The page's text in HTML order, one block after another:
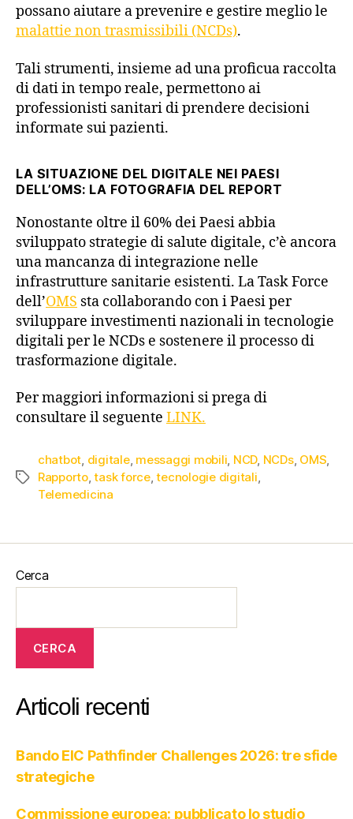
possano aiutare a prevenire e gestire meglio le
malattie non trasmissibili (NCDs).
Tali strumenti, insieme ad una proficua raccolta
di dati in tempo reale, permettono ai
professionisti sanitari di prendere decisioni
informate sui pazienti.
LA SITUAZIONE DEL DIGITALE NEI PAESI
DELL’OMS: LA FOTOGRAFIA DEL REPORT
Nonostante oltre il 60% dei Paesi abbia
sviluppato strategie di salute digitale, c’è ancora
una mancanza di integrazione nelle
infrastrutture sanitarie esistenti. La Task Force
dell’OMS sta collaborando con i Paesi per
sviluppare investimenti nazionali in tecnologie
digitali per le NCDs e sostenere il processo di
trasformazione digitale.
Per maggiori informazioni si prega di
consultare il seguente LINK.
chatbot, digitale, messaggi mobili, NCD, NCDs, OMS,
Rapporto,task force,tecnologie digitali,
Telemedicina
Cerca
CERCA
Articoli recenti
Bando EIC Pathfinder Challenges 2026: tre sfide
strategiche
Commissione europea: pubblicato lo studio